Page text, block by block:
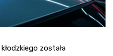
została